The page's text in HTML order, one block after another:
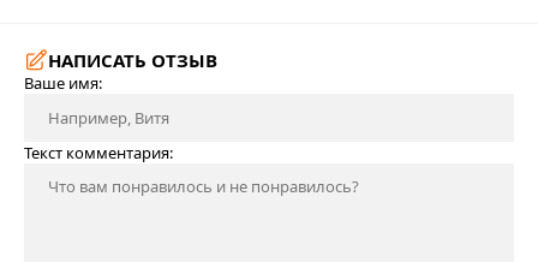
НАПИСАТЬ ОТЗЫВ
Ваше имя:
Текст комментария: